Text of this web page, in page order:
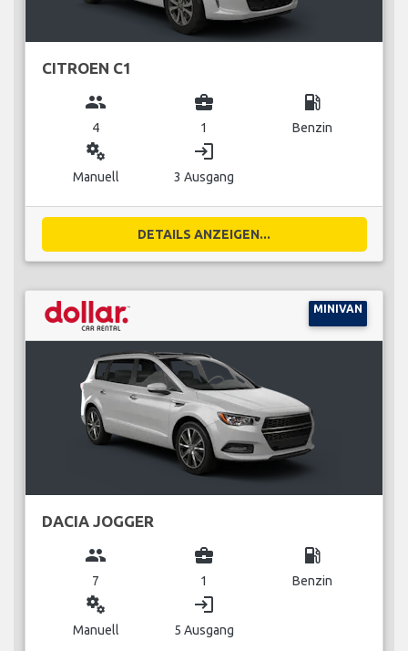
CITROEN C1
group
4
business_center
1
local_gas_station
Benzin
miscellaneous_services
Manuell
login
3 Ausgang
DETAILS ANZEIGEN...
MINIVAN
DACIA JOGGER
group
7
business_center
1
local_gas_station
Benzin
miscellaneous_services
Manuell
login
5 Ausgang